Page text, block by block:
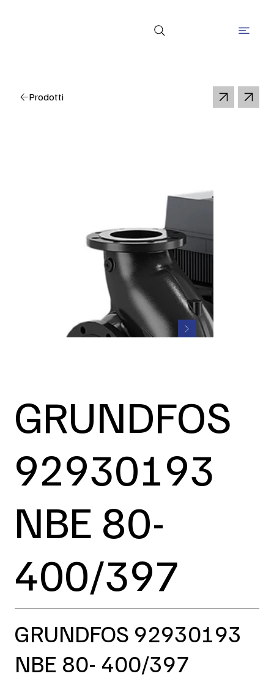
Prodotti
GRUNDFOS
92930193
NBE 80-
400/397
GRUNDFOS 92930193
NBE 80- 400/397